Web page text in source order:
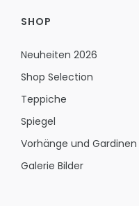
SHOP
Neuheiten 2026
Shop Selection
Teppiche
Spiegel
Vorhänge und Gardinen
Galerie Bilder